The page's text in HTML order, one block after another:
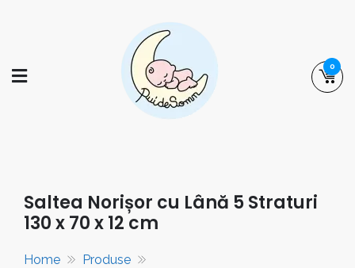
bebelușilor și al copiilor.
0
Saltea Norișor cu Lână 5 Straturi
130 x 70 x 12 cm
Home
Produse